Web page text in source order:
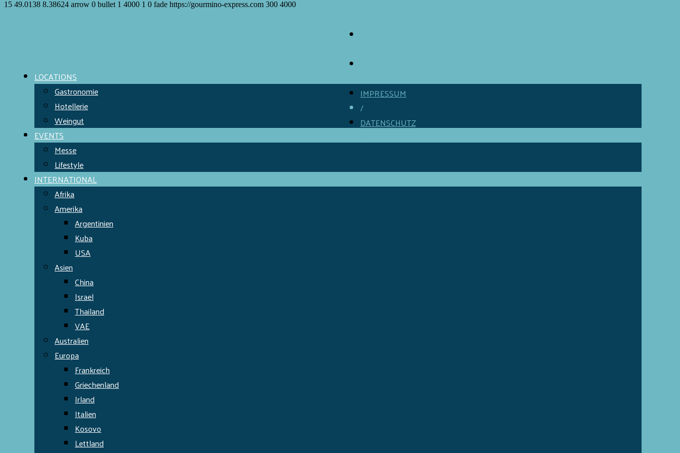
15 49.0138 8.38624 arrow 0 bullet 1 4000 1 0 fade https://gourmino-express.com 300 4000
IMPRESSUM
/
DATENSCHUTZ
LOCATIONS
Gastronomie
Hotellerie
Weingut
EVENTS
Messe
Lifestyle
INTERNATIONAL
Afrika
Amerika
Argentinien
Kuba
USA
Asien
China
Israel
Thailand
VAE
Australien
Europa
Frankreich
Griechenland
Irland
Italien
Kosovo
Lettland